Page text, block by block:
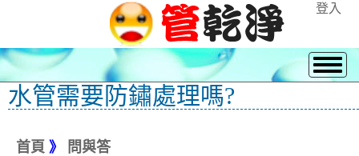
登入
水管需要防鏽處理嗎?
首頁 》 問與答